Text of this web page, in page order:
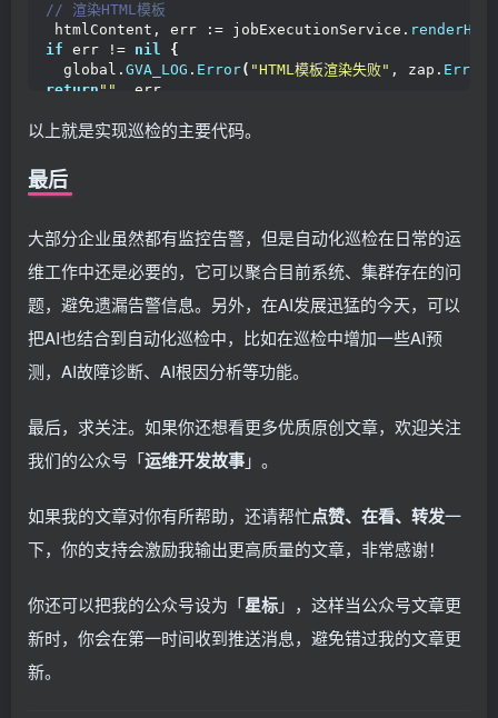
"content":
}
`,
   jobExecution.
ExecutionJobName,
   jobExecution.
formatAbnormalItems(abnormalItems
// 文本格式
  content = fmt.
"text": {
}
}`,
   jobExecution.
ExecutionJobName,
   jobExecution.
EndTime.Format("2006-01-02
formatAbnormalItemsText(abnormalItems
// 发送通知
ctx := context.Background
sendParams := sender. SendParams
  NoticeId:   fmt.
Sprintf("%d", notify.ID ),
  Hook:       notify.
Address,
}
err = sender.Sender(&ctx, sendParams)
  global.
// 渲染HTML模板
htmlContent, err := jobExecutionService.
if err != nil
{
  global.
GVA_LOG . Error( "HTML模板渲染失败" , zap. Error
return ""
, err
page := wkhtmltopdf.
pdf.
// 生成PDF
err = pdf.Create()
if err != nil {
}
basePath := "uploads/pdf"
// 创建目录（如果不存在）
return"", err
}
filePath := filepath.
Join(basePath, filename
// 3. 保存PDF到文件
return"", err
}
以上就是实现巡检的主要代码。
最后
大部分企业虽然都有监控告警，但是自动化巡检在日常的运
维工作中还是必要的，它可以聚合目前系统、集群存在的问
题，避免遗漏告警信息。另外，在AI发展迅猛的今天，可以
把AI也结合到自动化巡检中，比如在巡检中增加一些AI预
测，AI故障诊断、AI根因分析等功能。
最后，求关注。如果你还想看更多优质原创文章，欢迎关注
我们的公众号「运维开发故事」。
如果我的文章对你有所帮助，还请帮忙点赞、在看、转发一
下，你的支持会激励我输出更高质量的文章，非常感谢！
你还可以把我的公众号设为「星标」，这样当公众号文章更
新时，你会在第一时间收到推送消息，避免错过我的文章更
新。